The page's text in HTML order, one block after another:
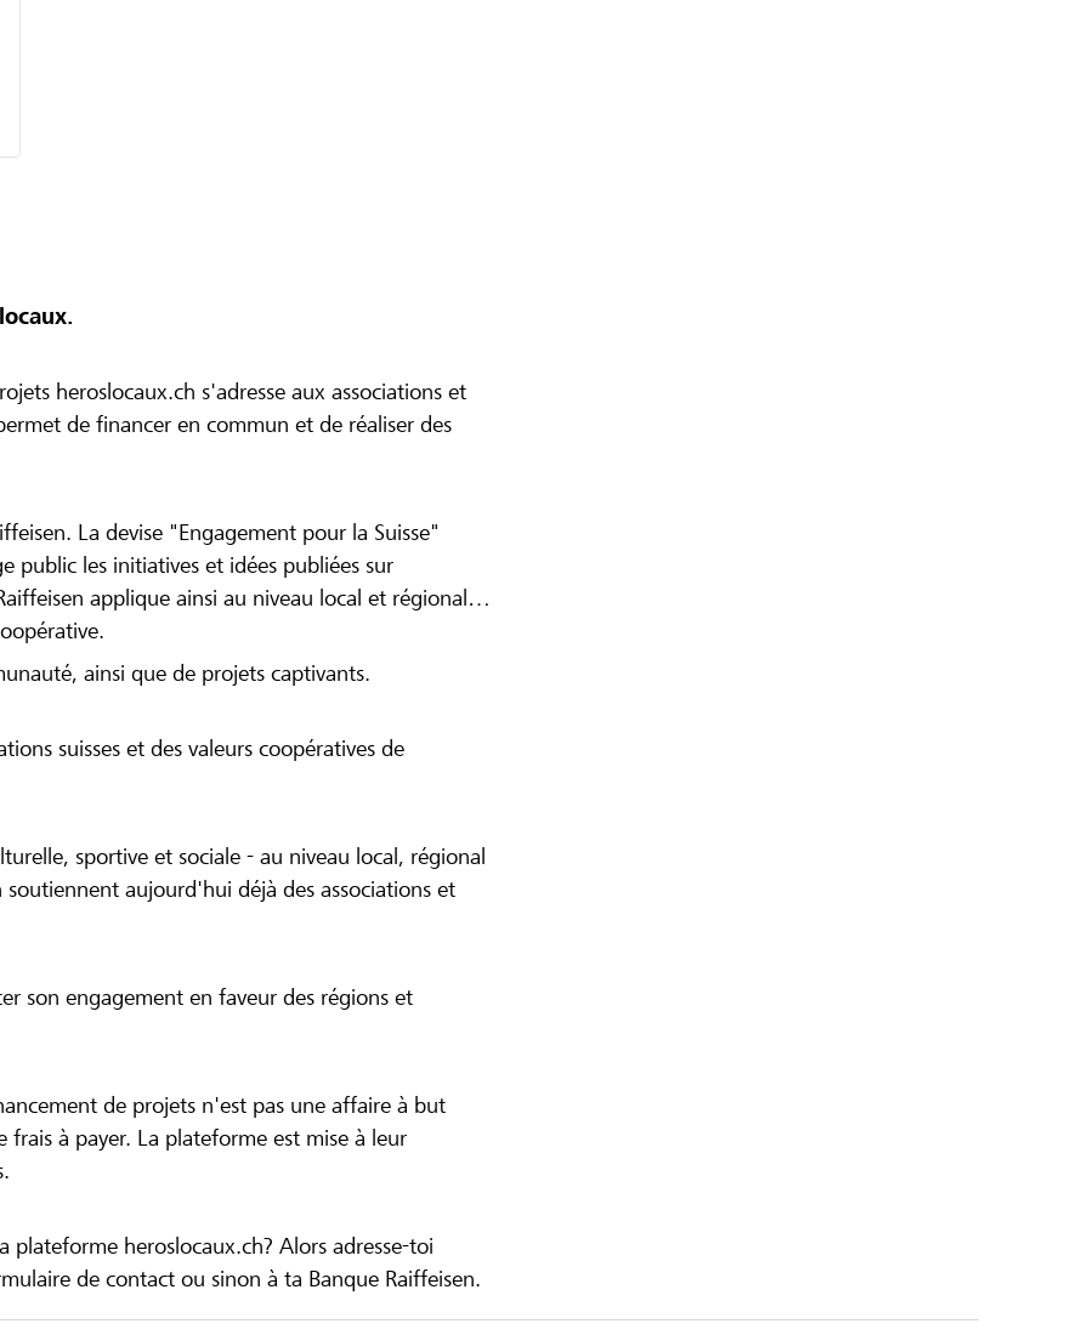
heroslocaux.ch s'adresse aux associations et
de financer en commun et de réaliser des
La devise "Engagement pour la Suisse"
public les initiatives et idées publiées sur
applique ainsi au niveau local et régional
ainsi que de projets captivants.
suisses et des valeurs coopératives de
sportive et sociale - au niveau local, régional
aujourd'hui déjà des associations et
son engagement en faveur des régions et
de projets n'est pas une affaire à but
à payer. La plateforme est mise à leur
plateforme heroslocaux.ch? Alors adresse-toi
de contact ou sinon à ta Banque Raiffeisen.